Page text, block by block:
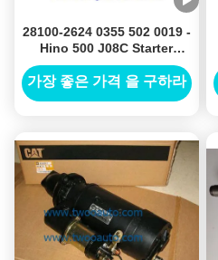
28100-2624 0355 502 0019 -
Hino 500 J08C Starter
Motor 24V 4.5KW 11T
가장 좋은 가격 을 구하라